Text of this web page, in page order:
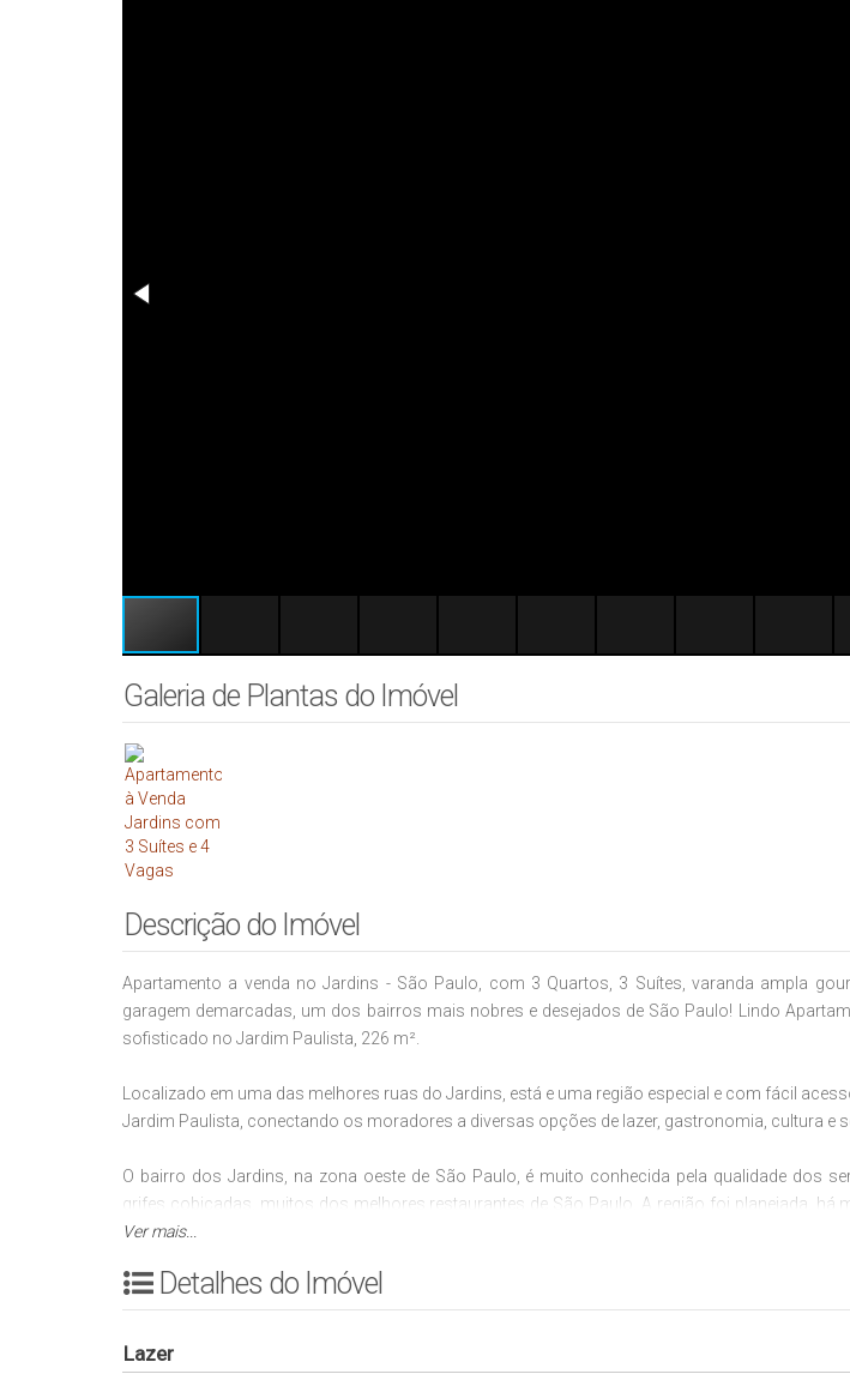
Galeria de Plantas do Imóvel
Descrição do Imóvel
Apartamento a venda no Jardins - São Paulo, com 3 Quartos, 3 Suítes, varanda ampla
garagem demarcadas, um dos bairros mais nobres e desejados de São Paulo! Lindo
sofisticado no Jardim Paulista, 226 m².
Localizado em uma das melhores ruas do Jardins, está e uma região especial e com fácil
Jardim Paulista, conectando os moradores a diversas opções de lazer, gastronomia, cultura e
O bairro dos Jardins, na zona oeste de São Paulo, é muito conhecida pela qualidade dos
grifes cobiçadas, muitos dos melhores restaurantes de São Paulo. A região foi planejada, há
ser um bairro-modelo: com habitações de alto padrão, muito verde e qualidade de
Paulistano. Entre as facilidades para os moradores do bairro é poder fazer tudo caminhando
A Imobiliária Italiana Consultoria é especialista em apartamentos de Alto Padrão no Jardins,
Paulo. Fale conosco WhatsApp (11)95116.2558. Encontre as melhores opções
Ver mais...
Detalhes do Imóvel
Lazer